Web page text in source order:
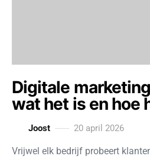
Digitale
wat het is en hoe
Joost 20 april 2026
Vrijwel elk bedrijf probeert